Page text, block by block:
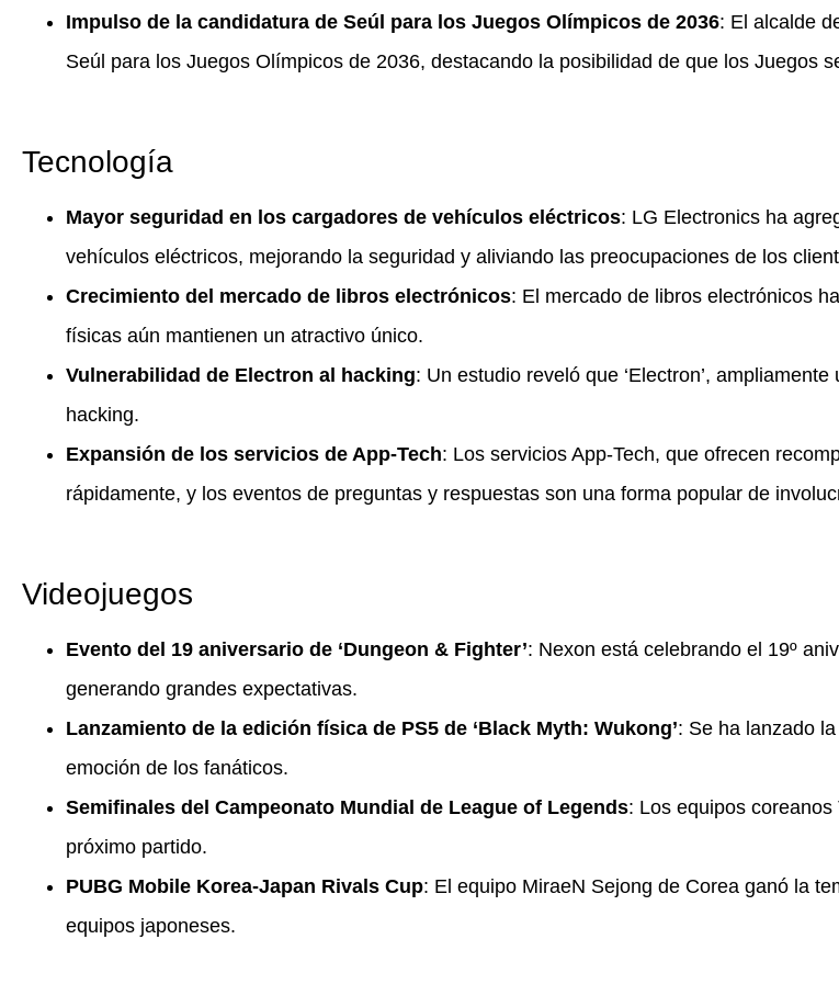
Impulso de la candidatura de Seúl para los Juegos Olímpicos de 2036: El alcalde
Seúl para los Juegos Olímpicos de 2036, destacando la posibilidad de que los Juegos
Tecnología
Mayor seguridad en los cargadores de vehículos eléctricos: LG Electronics ha
vehículos eléctricos, mejorando la seguridad y aliviando las preocupaciones de los
Crecimiento del mercado de libros electrónicos: El mercado de libros electrónicos
físicas aún mantienen un atractivo único.
Vulnerabilidad de Electron al hacking: Un estudio reveló que ‘Electron’,
hacking.
Expansión de los servicios de App-Tech: Los servicios App-Tech, que ofrecen
rápidamente, y los eventos de preguntas y respuestas son una forma popular de
Videojuegos
Evento del 19 aniversario de ‘Dungeon & Fighter’: Nexon está celebrando el 19º
generando grandes expectativas.
Lanzamiento de la edición física de PS5 de ‘Black Myth: Wukong’: Se ha lanzado
emoción de los fanáticos.
Semifinales del Campeonato Mundial de League of Legends: Los equipos
próximo partido.
PUBG Mobile Korea-Japan Rivals Cup: El equipo MiraeN Sejong de Corea ganó la
equipos japoneses.